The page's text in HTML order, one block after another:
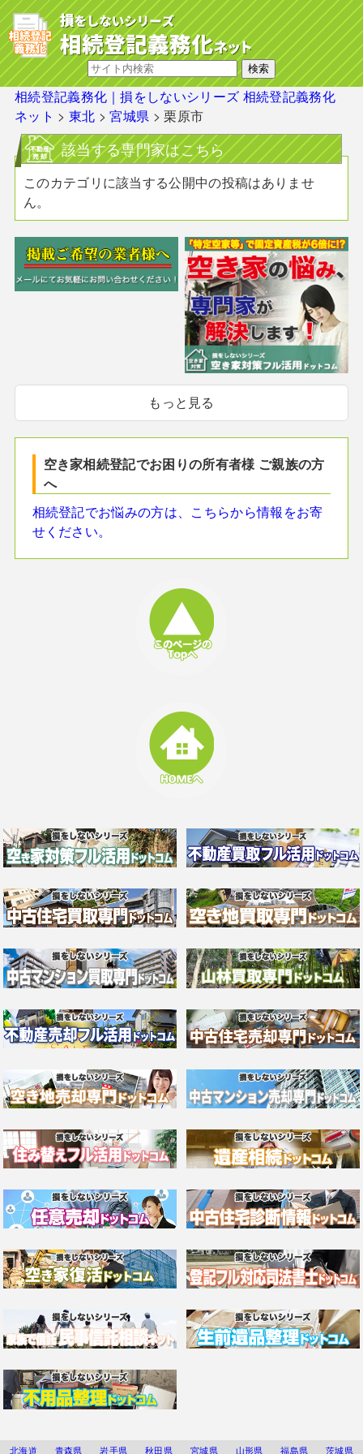
相続登記義務化｜損をしないシリーズ 相続登記義務化
ネット > 東北 >宮城県 >栗原市
該当する専門家はこちら
このカテゴリに該当する公開中の投稿はありませ
ん。
もっと見る
空き家相続登記でお困りの所有者様 ご親族の方
へ
相続登記でお悩みの方は、こちらから情報をお寄
せください。
北海道 青森県 岩手県 秋田県 宮城県 山形県 福島県 茨城県